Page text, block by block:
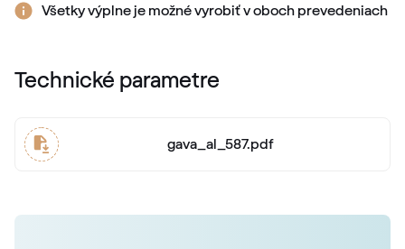
RAL 2002
Všetky výplne je možné vyrobiť v oboch prevedeniach
Technické parametre
gava_al_587.pdf